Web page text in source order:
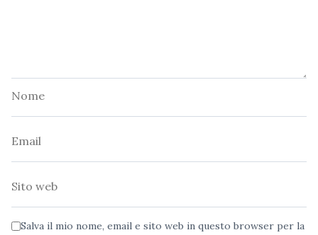
Salva il mio nome, email e sito web in questo browser per la